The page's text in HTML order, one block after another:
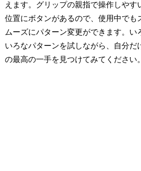
えます。グリップの親指で操作しやす
位置にボタンがあるので、使用中でも
ムーズにパターン変更ができます。い
いろなパターンを試しながら、自分だ
の最高の一手を見つけてみてください。